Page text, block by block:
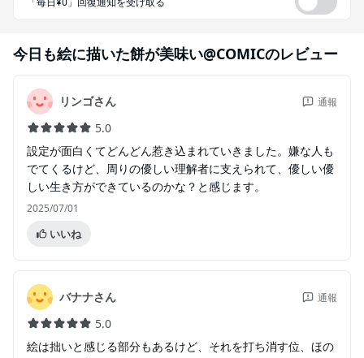
今日も絵に描いた餅が美味い@COMICのレビュー
リンゴさん 通報
5.0
設定が面白くてどんどん惹き込まれていきました。嫌な人も
でてくるけど、周りの優しい理解者に支えられて、優しい優
しい生き方ができているのかな？と感じます。
2025/07/01
いいね
バナナさん 通報
5.0
絵は拙いと感じる部分もあるけど、それを打ち消す位、ほの